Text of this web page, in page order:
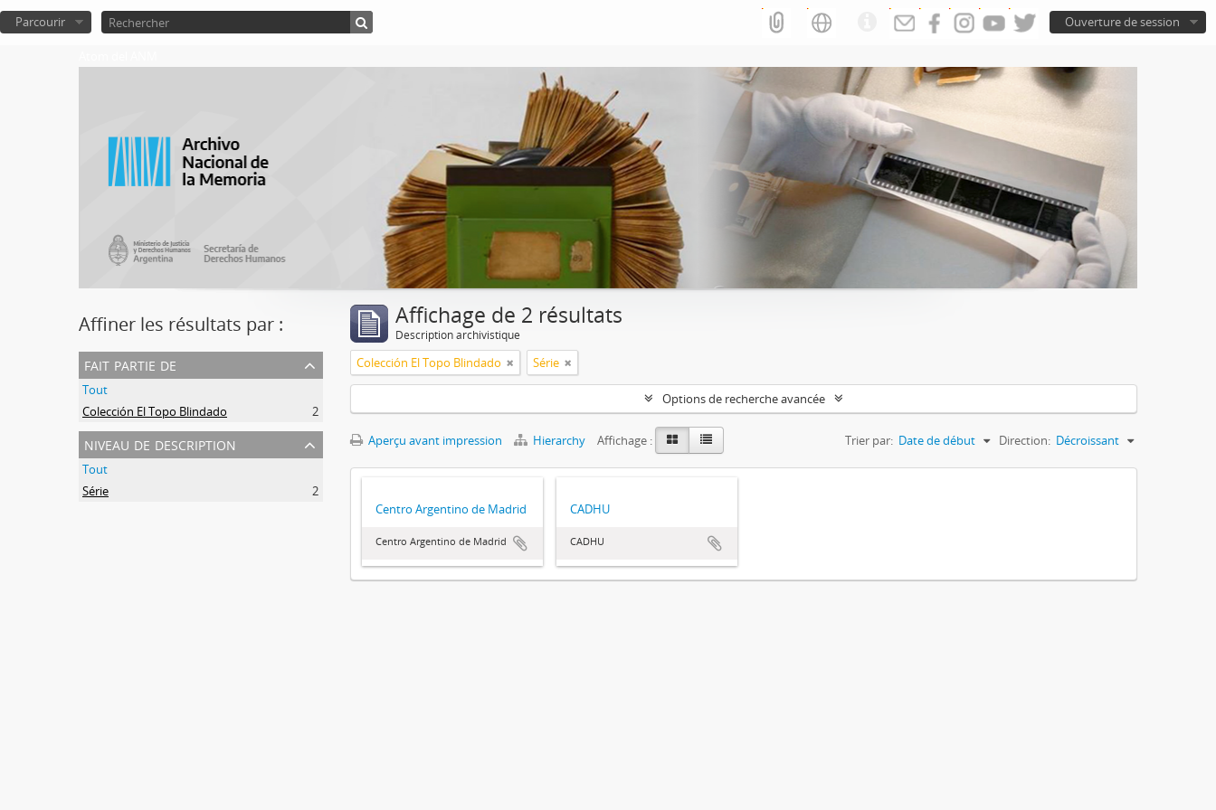
Ouverture de session
Parcourir
Affiner les résultats par :
fait partie de
Tout
Colección El Topo Blindado
2
niveau de description
Tout
Série
2
Affichage de 2 résultats
Description archivistique
Colección El Topo Blindado Série
Options de recherche avancée
Aperçu avant impression Hierarchy Affichage : Trier par: Date de début Direction: Décroissant
Centro Argentino de Madrid
Centro Argentino de Madrid
CADHU
CADHU